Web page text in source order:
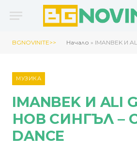
BGNOVINITE>> Начало » IMANBEK И ALI
МУЗИКА
IMANBEK И ALI
НОВ СИНГЪЛ –
DANCE